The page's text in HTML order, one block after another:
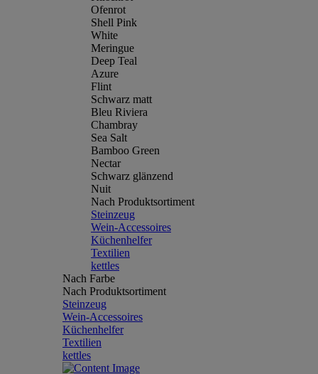
Ofenrot
Shell Pink
White
Meringue
Deep Teal
Azure
Flint
Schwarz matt
Bleu Riviera
Chambray
Sea Salt
Bamboo Green
Nectar
Schwarz glänzend
Nuit
Nach Produktsortiment
Steinzeug
Wein-Accessoires
Küchenhelfer
Textilien
kettles
Nach Farbe
Nach Produktsortiment
Steinzeug
Wein-Accessoires
Küchenhelfer
Textilien
kettles